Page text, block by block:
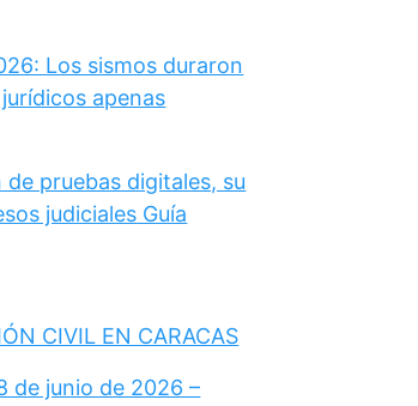
Los sismos duraron
apenas
pruebas digitales, su
judiciales Guía
CIVIL EN CARACAS
de junio de 2026 –